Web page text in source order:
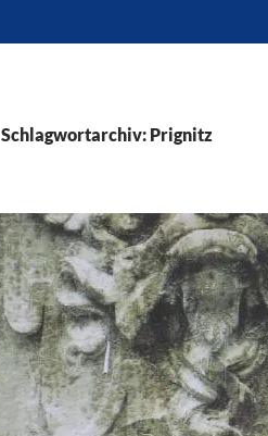
Schlagwortarchiv: Prignitz